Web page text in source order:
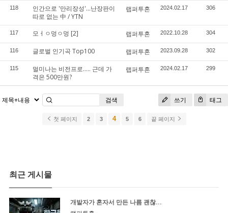
118
인간으로 '만리장성'...난장판이
따로 없는 中 / YTN
랩퍼투혼 2024.02.17 306
117 모ㅓㅇ멍ㅇ멍 [2] 랩퍼투혼 2022.10.28 304
116 글로벌 인기곡 Top100 랩퍼투혼 2023.09.28 302
115
멀미나는 비전프로..... 근데 가
격은 500만원?
랩퍼투혼 2024.02.17 299
쓰기 태그
검색
첫 페이지 2 3 4 5 6 끝 페이지
최근 게시물
개발자가 혼자서 만든 나름 괜찮...